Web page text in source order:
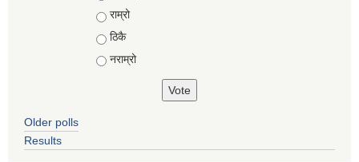
राम्रो
ठिकै
नराम्रो
Older polls
Results